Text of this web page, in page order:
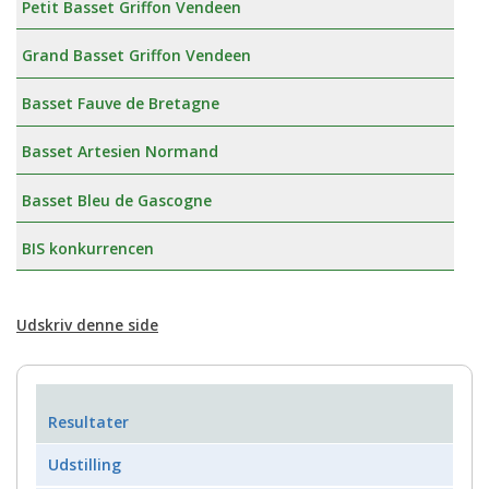
Petit Basset Griffon Vendeen
Grand Basset Griffon Vendeen
Basset Fauve de Bretagne
Basset Artesien Normand
Basset Bleu de Gascogne
BIS konkurrencen
Udskriv denne side
Resultater
Udstilling